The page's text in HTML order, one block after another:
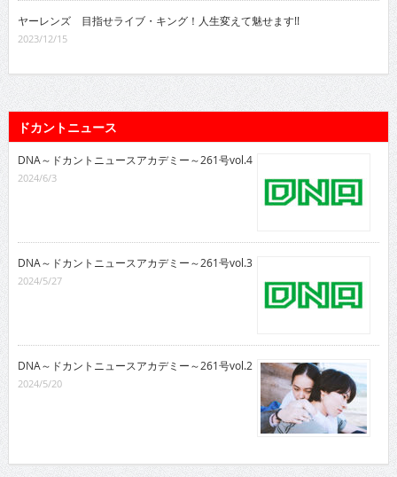
ヤーレンズ 目指せライブ・キング！人生変えて魅せます!!
2023/12/15
ドカントニュース
DNA～ドカントニュースアカデミー～261号vol.4
2024/6/3
DNA～ドカントニュースアカデミー～261号vol.3
2024/5/27
DNA～ドカントニュースアカデミー～261号vol.2
2024/5/20